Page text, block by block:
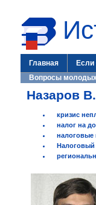
Главная
Вопросы
Назаров
кризис
налог на
налоговые
Налоговый